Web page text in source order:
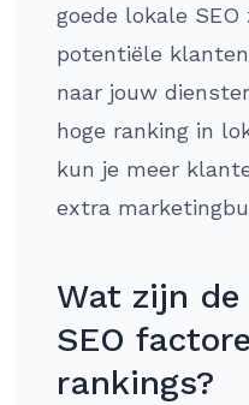
goede lokale
potentiële
naar jouw
hoge ranking in
kun je meer
extra
Wat zijn
SEO
rankings?